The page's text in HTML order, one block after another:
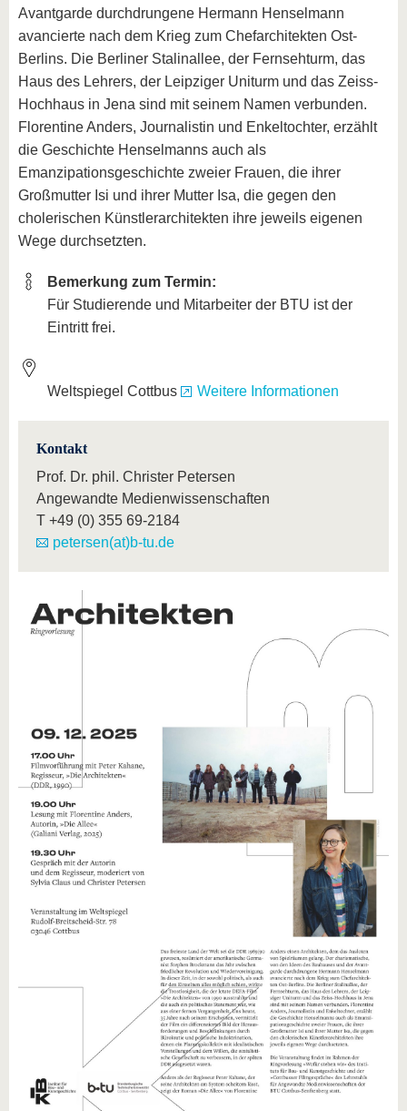
Avantgarde durchdrungene Hermann Henselmann
avancierte nach dem Krieg zum Chefarchitekten Ost-
Berlins. Die Berliner Stalinallee, der Fernsehturm, das
Haus des Lehrers, der Leipziger Uniturm und das Zeiss-
Hochhaus in Jena sind mit seinem Namen verbunden.
Florentine Anders, Journalistin und Enkeltochter, erzählt
die Geschichte Henselmanns auch als
Emanzipationsgeschichte zweier Frauen, die ihrer
Großmutter Isi und ihrer Mutter Isa, die gegen den
cholerischen Künstlerarchitekten ihre jeweils eigenen
Wege durchsetzten.
Bemerkung zum Termin:
Für Studierende und Mitarbeiter der BTU ist der
Eintritt frei.
Weltspiegel Cottbus Weitere Informationen
Kontakt
Prof. Dr. phil. Christer Petersen
Angewandte Medienwissenschaften
T +49 (0) 355 69-2184
petersen(at)b-tu.de